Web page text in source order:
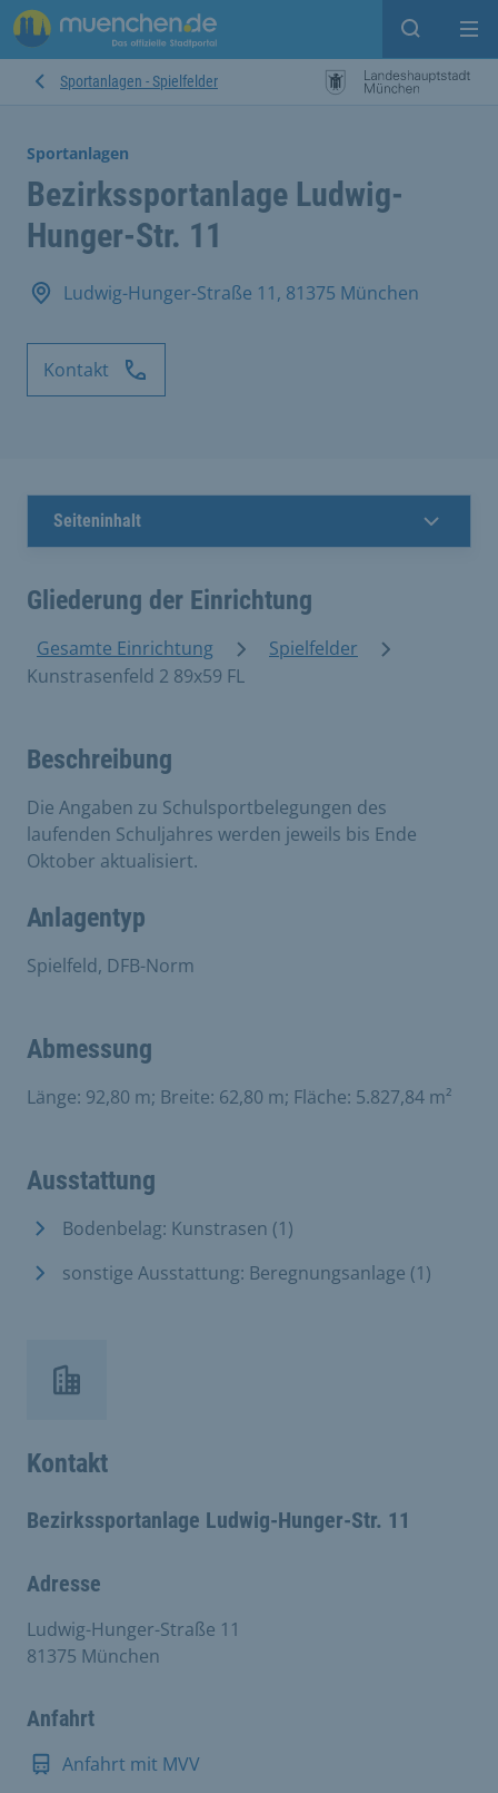
Suche
Sportanlagen - Spielfelder
Sportanlagen
Bezirkssportanlage Ludwig-
Hunger-Str. 11
Ludwig-Hunger-Straße 11, 81375 München
Kontakt
Seiteninhalt
Gliederung der Einrichtung
Gesamte Einrichtung
Spielfelder
Kunstrasenfeld 2 89x59 FL
Beschreibung
Die Angaben zu Schulsportbelegungen des
laufenden Schuljahres werden jeweils bis Ende
Oktober aktualisiert.
Anlagentyp
Spielfeld, DFB-Norm
Abmessung
Länge: 92,80 m; Breite: 62,80 m; Fläche: 5.827,84 m²
Ausstattung
Bodenbelag: Kunstrasen (1)
sonstige Ausstattung: Beregnungsanlage (1)
Kontakt
Bezirkssportanlage Ludwig-Hunger-Str. 11
Adresse
Ludwig-Hunger-Straße 11
81375 München
Anfahrt
Anfahrt mit MVV